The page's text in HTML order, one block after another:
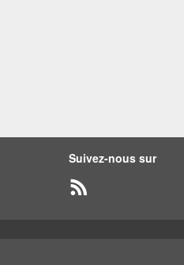
Suivez-nous sur